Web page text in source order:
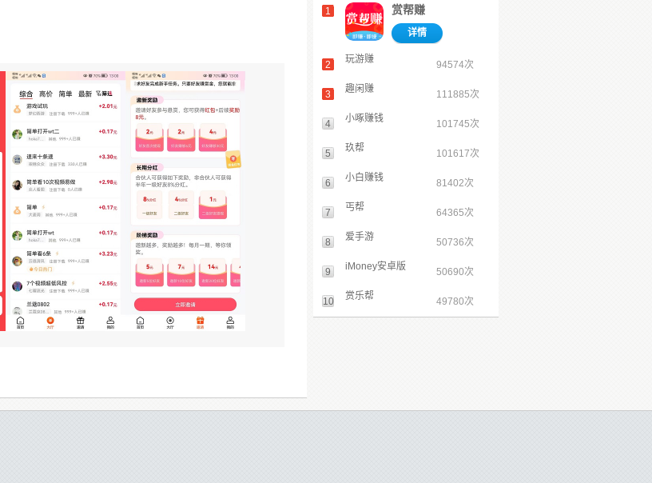
1 赏帮赚
详情
2 玩游赚 94574次
3 趣闲赚 111885次
4 小啄赚钱 101745次
5 玖帮 101617次
6 小白赚钱 81402次
7 丐帮 64365次
8 爱手游 50736次
9 iMoney安卓版 50690次
10 赏乐帮 49780次